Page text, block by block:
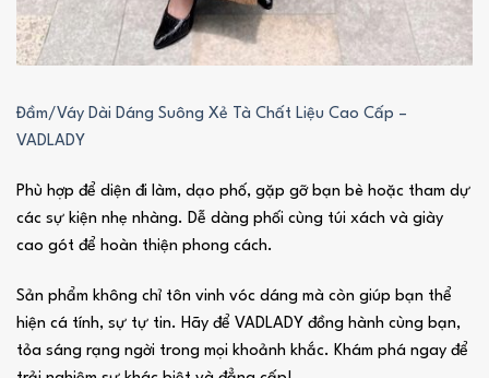
Đầm/Váy Dài Dáng Suông Xẻ Tà Chất Liệu Cao Cấp –
VADLADY
Phù hợp để diện đi làm, dạo phố, gặp gỡ bạn bè hoặc tham dự
các sự kiện nhẹ nhàng. Dễ dàng phối cùng túi xách và giày
cao gót để hoàn thiện phong cách.
Sản phẩm không chỉ tôn vinh vóc dáng mà còn giúp bạn thể
hiện cá tính, sự tự tin. Hãy để VADLADY đồng hành cùng bạn,
tỏa sáng rạng ngời trong mọi khoảnh khắc. Khám phá ngay để